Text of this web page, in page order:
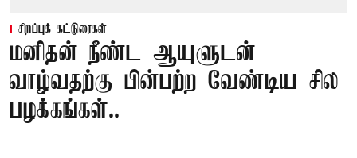
சிறப்புக் கட்டுரைகள்
மனிதன் நீண்ட ஆயுளுடன்
வாழ்வதற்கு பின்பற்ற வேண்டிய சில
பழக்கங்கள்..